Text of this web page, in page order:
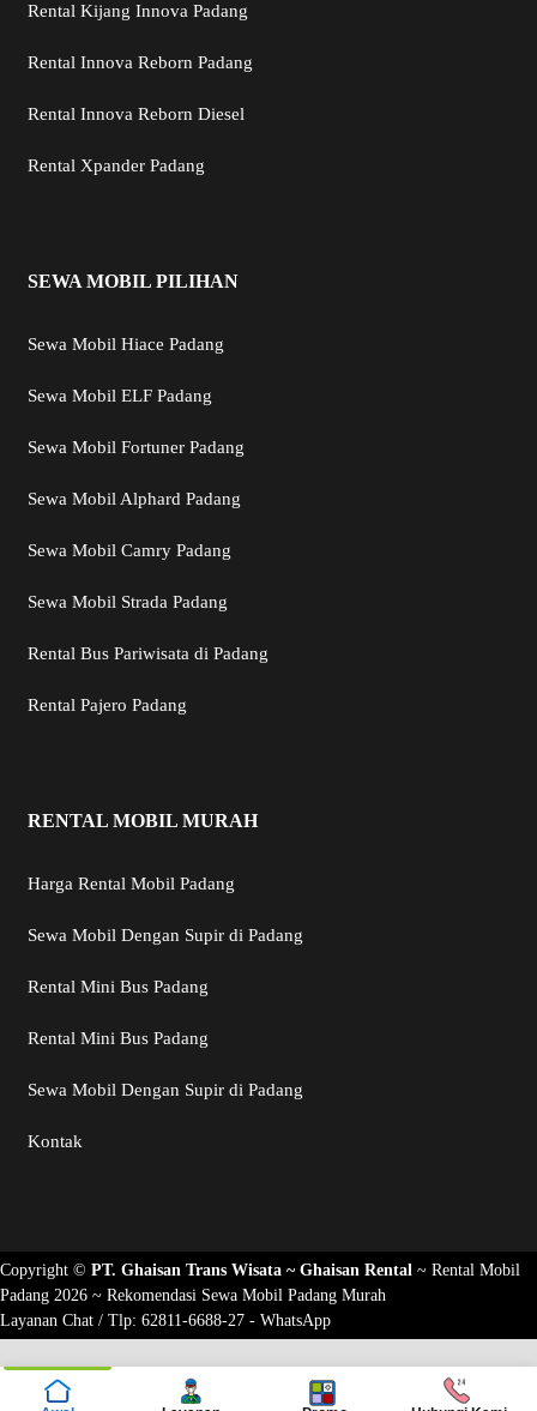
Rental Kijang Innova Padang
Rental Innova Reborn Padang
Rental Innova Reborn Diesel
Rental Xpander Padang
SEWA MOBIL PILIHAN
Sewa Mobil Hiace Padang
Sewa Mobil ELF Padang
Sewa Mobil Fortuner Padang
Sewa Mobil Alphard Padang
Sewa Mobil Camry Padang
Sewa Mobil Strada Padang
Rental Bus Pariwisata di Padang
Rental Pajero Padang
RENTAL MOBIL MURAH
Harga Rental Mobil Padang
Sewa Mobil Dengan Supir di Padang
Rental Mini Bus Padang
Rental Mini Bus Padang
Sewa Mobil Dengan Supir di Padang
Kontak
Copyright © PT. Ghaisan Trans Wisata ~ Ghaisan Rental ~ Rental Mobil
Padang 2026 ~ Rekomendasi Sewa Mobil Padang Murah
Layanan Chat / Tlp: 62811-6688-27 - WhatsApp